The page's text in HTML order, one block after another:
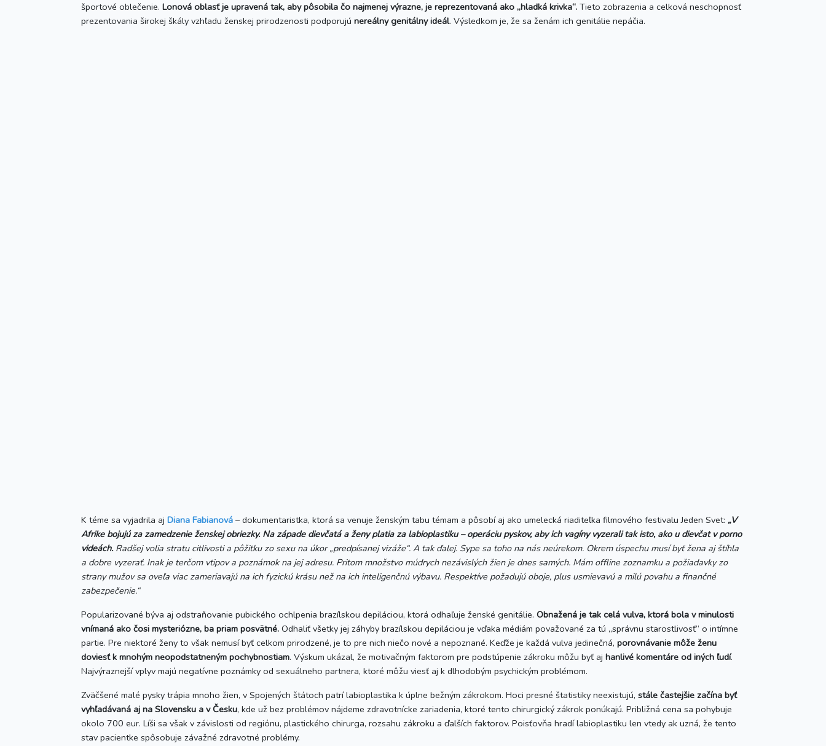
športové oblečenie. Lonová oblasť je upravená tak, aby pôsobila čo najmenej výrazne, je reprezentovaná ako „hladká krivka“. Tieto zobrazenia a celková neschopnosť
prezentovania širokej škály vzhľadu ženskej prirodzenosti podporujú nereálny genitálny ideál. Výsledkom je, že sa ženám ich genitálie nepáčia.
K téme sa vyjadrila aj Diana Fabianová – dokumentaristka, ktorá sa venuje ženským tabu témam a pôsobí aj ako umelecká riaditeľka filmového festivalu Jeden Svet: „V
Afrike bojujú za zamedzenie ženskej obriezky. Na západe dievčatá a ženy platia za labioplastiku – operáciu pyskov, aby ich vagíny vyzerali tak isto, ako u dievčat v porno
videách.Radšej volia stratu citlivosti a pôžitku zo sexu na úkor „predpísanej vizáže“. A tak ďalej. Sype sa toho na nás neúrekom. Okrem úspechu musí byť žena aj štíhla
a dobre vyzerať. Inak je terčom vtipov a poznámok na jej adresu. Pritom množstvo múdrych nezávislých žien je dnes samých. Mám offline zoznamku a požiadavky zo
strany mužov sa oveľa viac zameriavajú na ich fyzickú krásu než na ich inteligenčnú výbavu. Respektíve požadujú oboje, plus usmievavú a milú povahu a finančné
zabezpečenie.“
Popularizované býva aj odstraňovanie pubického ochlpenia brazílskou depiláciou, ktorá odhaľuje ženské genitálie. Obnažená je tak celá vulva, ktorá bola v minulosti
vnímaná ako čosi mysteriózne, ba priam posvätné. Odhaliť všetky jej záhyby brazílskou depiláciou je vďaka médiám považované za tú „správnu starostlivosť“ o intímne
partie. Pre niektoré ženy to však nemusí byť celkom prirodzené, je to pre nich niečo nové a nepoznané. Keďže je každá vulva jedinečná, porovnávanie môže ženu
doviesť k mnohým neopodstatneným pochybnostiam. Výskum ukázal, že motivačným faktorom pre podstúpenie zákroku môžu byť aj hanlivé komentáre od iných ľudí.
Najvýraznejší vplyv majú negatívne poznámky od sexuálneho partnera, ktoré môžu viesť aj k dlhodobým psychickým problémom.
Zväčšené malé pysky trápia mnoho žien, v Spojených štátoch patrí labioplastika k úplne bežným zákrokom. Hoci presné štatistiky neexistujú, stále častejšie začína byť
vyhľadávaná aj na Slovensku a v Česku, kde už bez problémov nájdeme zdravotnícke zariadenia, ktoré tento chirurgický zákrok ponúkajú. Približná cena sa pohybuje
okolo 700 eur. Líši sa však v závislosti od regiónu, plastického chirurga, rozsahu zákroku a ďalších faktorov. Poisťovňa hradí labioplastiku len vtedy ak uzná, že tento
stav pacientke spôsobuje závažné zdravotné problémy.